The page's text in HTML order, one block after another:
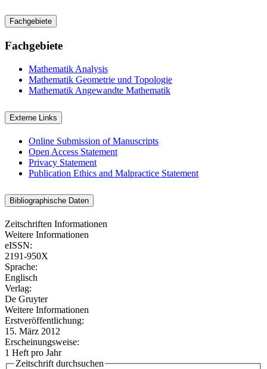
Fachgebiete
Fachgebiete
Mathematik Analysis
Mathematik Geometrie und Topologie
Mathematik Angewandte Mathematik
Externe Links
Online Submission of Manuscripts
Open Access Statement
Privacy Statement
Publication Ethics and Malpractice Statement
Bibliographische Daten
Zeitschriften Informationen
Weitere Informationen
eISSN:
2191-950X
Sprache:
Englisch
Verlag:
De Gruyter
Weitere Informationen
Erstveröffentlichung:
15. März 2012
Erscheinungsweise:
1 Heft pro Jahr
Zeitschrift durchsuchen